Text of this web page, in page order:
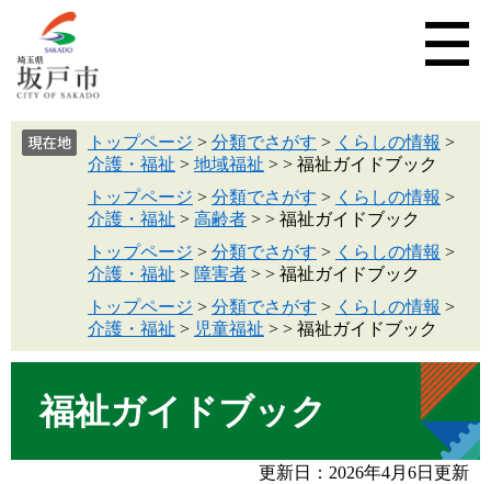
トップページ > 分類でさがす > くらしの情報 >
介護・福祉 > 地域福祉 > > 福祉ガイドブック
トップページ > 分類でさがす > くらしの情報 >
介護・福祉 > 高齢者 > > 福祉ガイドブック
トップページ > 分類でさがす > くらしの情報 >
介護・福祉 > 障害者 > > 福祉ガイドブック
トップページ > 分類でさがす > くらしの情報 >
介護・福祉 > 児童福祉 > > 福祉ガイドブック
福祉ガイドブック
更新日：2026年4月6日更新